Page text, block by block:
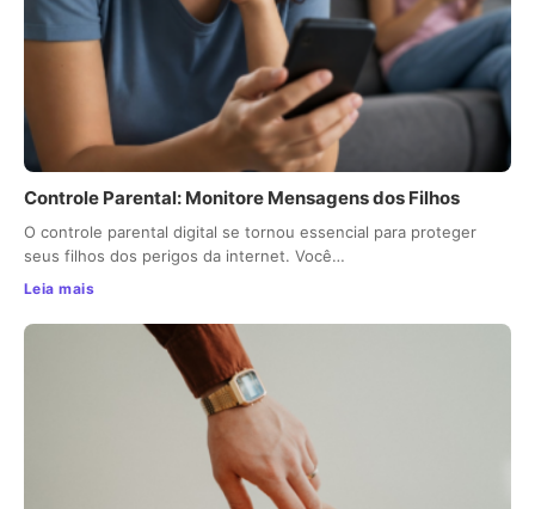
Controle Parental: Monitore Mensagens dos Filhos
O controle parental digital se tornou essencial para proteger
seus filhos dos perigos da internet. Você…
Leia mais